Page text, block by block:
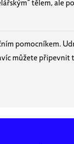
tělem, ale
pomocníkem.
můžete připevnit